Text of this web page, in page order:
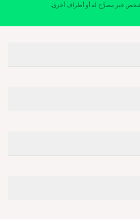
شخص غير مصرَّح له أو أطراف أخرى.